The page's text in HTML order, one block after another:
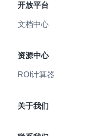
开放平台
文档中心
资源中心
ROI计算器
关于我们